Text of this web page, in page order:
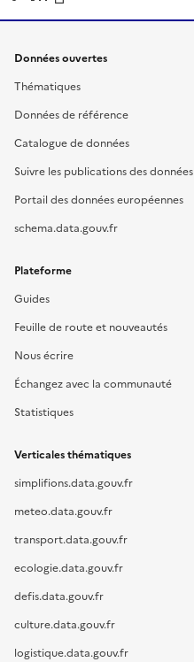
Données ouvertes
Thématiques
Données de référence
Catalogue de données
Suivre les publications des données
Portail des données européennes
schema.data.gouv.fr
Plateforme
Guides
Feuille de route et nouveautés
Nous écrire
Échangez avec la communauté
Statistiques
Verticales thématiques
simplifions.data.gouv.fr
meteo.data.gouv.fr
transport.data.gouv.fr
ecologie.data.gouv.fr
defis.data.gouv.fr
culture.data.gouv.fr
logistique.data.gouv.fr